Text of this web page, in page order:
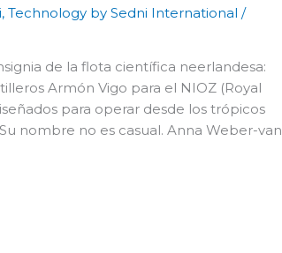
,Technology by Sedni International /
de la flota científica neerlandesa:
Armón Vigo para el NIOZ (Royal
para operar desde los trópicos
nombre no es casual. Anna Weber-van